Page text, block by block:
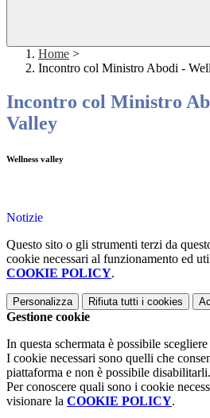
Home >
Incontro col Ministro Abodi -
Incontro col Ministro
Valley
Wellness valley
Notizie
Questo sito o gli strumenti terzi da
cookie necessari al funzionamento ed
COOKIE POLICY.
Personalizza Rifiuta tutti i cookies
Gestione cookie
In questa schermata è possibile
I cookie necessari sono quelli che
piattaforma e non è possibile disabilitarli.
Per conoscere quali sono i cookie
visionare la COOKIE POLICY.